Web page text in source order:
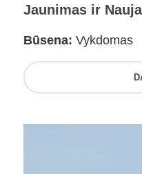
Jaunimas ir
Būsena: Vykdomas